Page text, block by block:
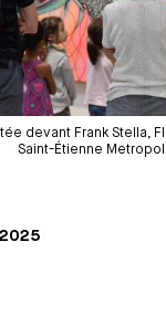
devant Frank Stella,
Saint-Étienne